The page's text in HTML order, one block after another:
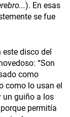
). En esas
se fue
disco del
“Son
como
como lo usan el
un guiño a los
permitía